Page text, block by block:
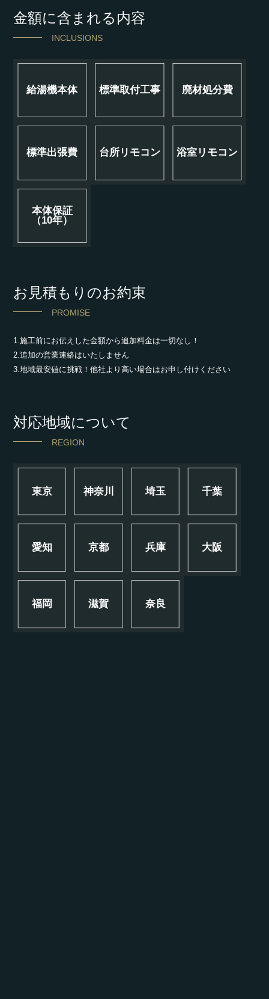
金額に含まれる内容
INCLUSIONS
給湯機本体 標準取付工事 廃材処分費
標準出張費 台所リモコン 浴室リモコン
本体保証
（10年）
お見積もりのお約束
PROMISE
1.施工前にお伝えした金額から追加料金は一切なし！
2.追加の営業連絡はいたしません
3.地域最安値に挑戦！他社より高い場合はお申し付けください
対応地域について
REGION
東京 神奈川 埼玉 千葉
愛知 京都 兵庫 大阪
福岡 滋賀 奈良